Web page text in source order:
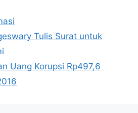
Tulis Surat untuk
Uang Korupsi Rp497,6